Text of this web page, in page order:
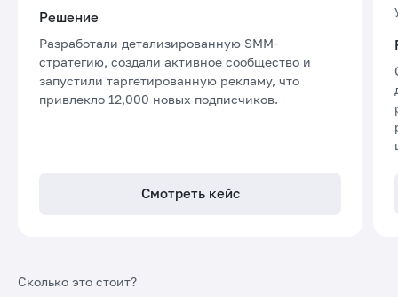
Смотреть кейс
Решение
Разработали детализированную SMM-
стратегию, создали активное сообщество и
запустили таргетированную рекламу, что
привлекло 12,000 новых подписчиков.
Сколько это стоит?